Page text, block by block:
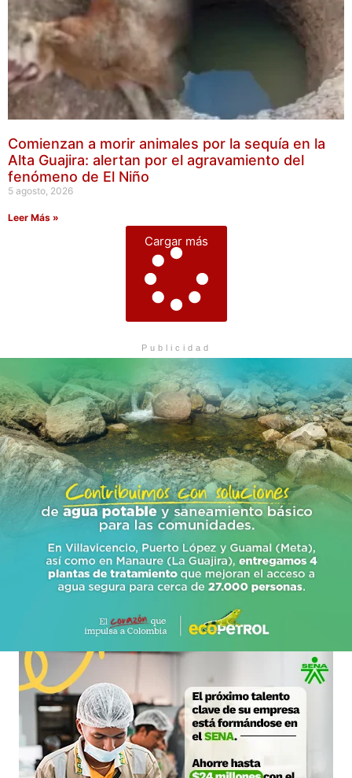
Comienzan a morir animales por la sequía en la
Alta Guajira: alertan por el agravamiento del
fenómeno de El Niño
5 agosto, 2026
Leer Más »
Cargar más
Publicidad